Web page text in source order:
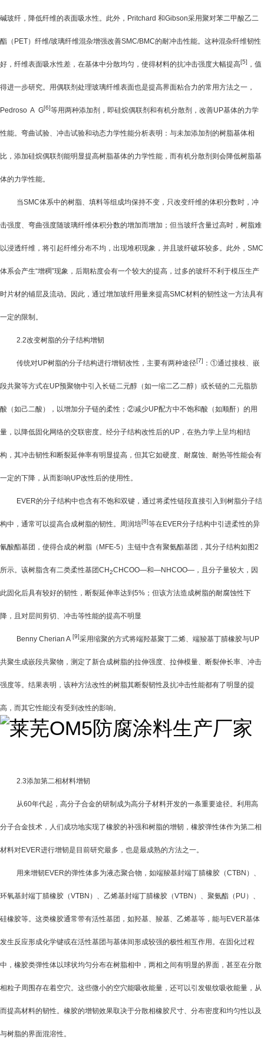
碱玻纤，降低纤维的表面吸水性。此外， Pritchard 和Gibson采用聚对苯二甲酸乙二
酯（ PET）纤维/玻璃纤维混杂增强改善SMC/BMC的耐冲击性能。这种混杂纤维韧性
好，纤维表面吸水性差，在基体中分散均匀，使得材料的抗冲击强度大幅提高[5] ，值
得进一步研究。用偶联剂处理玻璃纤维表面也是提高界面粘合力的常用方法之一，
Pedroso A G[6]等用两种添加剂，即硅烷偶联剂和有机分散剂，改善UP基体的力学
性能。弯曲试验、冲击试验和动态力学性能分析表明：与未加添加剂的树脂基体相
比，添加硅烷偶联剂能明显提高树脂基体的力学性能，而有机分散剂则会降低树脂基
体的力学性能。
当SMC体系中的树脂、填料等组成均保持不变，只改变纤维的体积分数时，冲
击强度、弯曲强度随玻璃纤维体积分数的增加而增加；但当玻纤含量过高时，树脂难
以浸透纤维，将引起纤维分布不均，出现堆积现象，并且玻纤破坏较多。此外， SMC
体系会产生“增稠”现象，后期粘度会有一个较大的提高，过多的玻纤不利于模压生产
时片材的铺层及流动。因此，通过增加玻纤用量来提高SMC材料的韧性这一方法具有
一定的限制。
2.2改变树脂的分子结构增韧
传统对UP树脂的分子结构进行增韧改性，主要有两种途径[7] ：①通过接枝、嵌
段共聚等方式在UP预聚物中引入长链二元醇（如一缩二乙二醇）或长链的二元脂肪
酸（如己二酸），以增加分子链的柔性；②减少UP配方中不饱和酸（如顺酐）的用
量，以降低固化网络的交联密度。经分子结构改性后的UP ，在热力学上呈均相结
构，其冲击韧性和断裂延伸率有明显提高，但其它如硬度、耐腐蚀、耐热等性能会有
一定的下降，从而影响UP改性后的使用性。
EVER的分子结构中也含有不饱和双键，通过将柔性链段直接引入到树脂分子结
构中，通常可以提高合成树脂的韧性。周润培[8]等在EVER分子结构中引进柔性的异
氰酸酯基团，使得合成的树脂（ MFE-5 ）主链中含有聚氨酯基团，其分子结构如图2
所示。该树脂含有二类柔性基团CH2CHCOO—和—NHCOO—，且分子量较大，因
此固化后具有较好的韧性，断裂延伸率达到 5% ；但该方法造成树脂的耐腐蚀性下
降，且对层间剪切、冲击等性能的提高不明显
Benny Cherian A [9]采用缩聚的方式将端羟基聚丁二烯、端羧基丁腈橡胶与UP
共聚生成嵌段共聚物，测定了新合成树脂的拉伸强度、拉伸模量、断裂伸长率、冲击
强度等。结果表明，该种方法改性的树脂其断裂韧性及抗冲击性能都有了明显的提
高，而其它性能没有受到改性的影响。
2.3添加第二相材料增韧
从60年代起，高分子合金的研制成为高分子材料开发的一条重要途径。利用高
分子合金技术，人们成功地实现了橡胶的补强和树脂的增韧，橡胶弹性体作为第二相
材料对EVER进行增韧是目前研究最多，也是最成熟的方法之一。
用来增韧 EVER的弹性体多为液态聚合物，如端羧基封端丁腈橡胶（CTBN ）、
环氧基封端丁腈橡胶（VTBN ）、乙烯基封端丁腈橡胶（VTBN ）、聚氨酯（ PU ）、
硅橡胶等。这类橡胶通常带有活性基团，如羟基、羧基、乙烯基等，能与EVER基体
发生反应形成化学键或在活性基团与基体间形成较强的极性相互作用。在固化过程
中，橡胶类弹性体以球状均匀分布在树脂相中，两相之间有明显的界面，甚至在分散
相粒子周围存在着空穴。这些微小的空穴能吸收能量，还可以引发银纹吸收能量，从
而提高材料的韧性。橡胶的增韧效果取决于分散相橡胶尺寸、分布密度和均匀性以及
与树脂的界面混溶性。